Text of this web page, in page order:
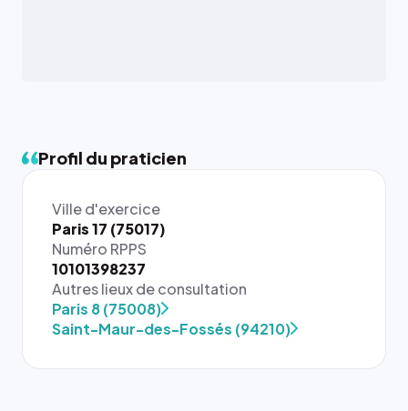
Profil du praticien
Ville d'exercice
Paris 17 (75017)
Numéro RPPS
10101398237
Autres lieux de consultation
Paris 8 (75008)
Saint-Maur-des-Fossés (94210)
{# 40×40
: la taille
rendue par
`.profile-